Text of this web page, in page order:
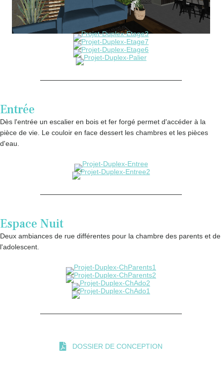
Entrée
Dès l'entrée un escalier en bois et fer forgé permet d'accéder à la
pièce de vie. Le couloir en face dessert les chambres et les pièces
d'eau.
Espace Nuit
Deux ambiances de rue différentes pour la chambre des parents et de
l'adolescent.
DOSSIER DE CONCEPTION